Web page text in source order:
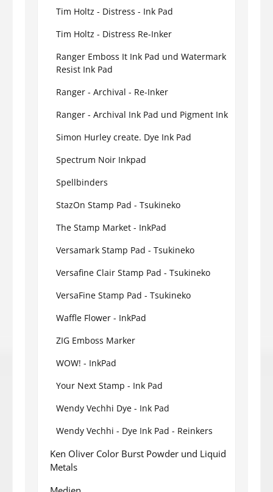
Tim Holtz - Distress - Ink Pad
Tim Holtz - Distress Re-Inker
Ranger Emboss It Ink Pad und Watermark
Resist Ink Pad
Ranger - Archival - Re-Inker
Ranger - Archival Ink Pad und Pigment Ink
Simon Hurley create. Dye Ink Pad
Spectrum Noir Inkpad
Spellbinders
StazOn Stamp Pad - Tsukineko
The Stamp Market - InkPad
Versamark Stamp Pad - Tsukineko
Versafine Clair Stamp Pad - Tsukineko
VersaFine Stamp Pad - Tsukineko
Waffle Flower - InkPad
ZIG Emboss Marker
WOW! - InkPad
Your Next Stamp - Ink Pad
Wendy Vechhi Dye - Ink Pad
Wendy Vechhi - Dye Ink Pad - Reinkers
Ken Oliver Color Burst Powder und Liquid
Metals